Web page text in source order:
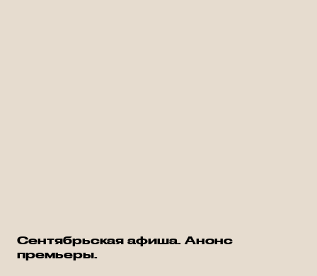
Сентябрьская афиша. Анонс
премьеры.